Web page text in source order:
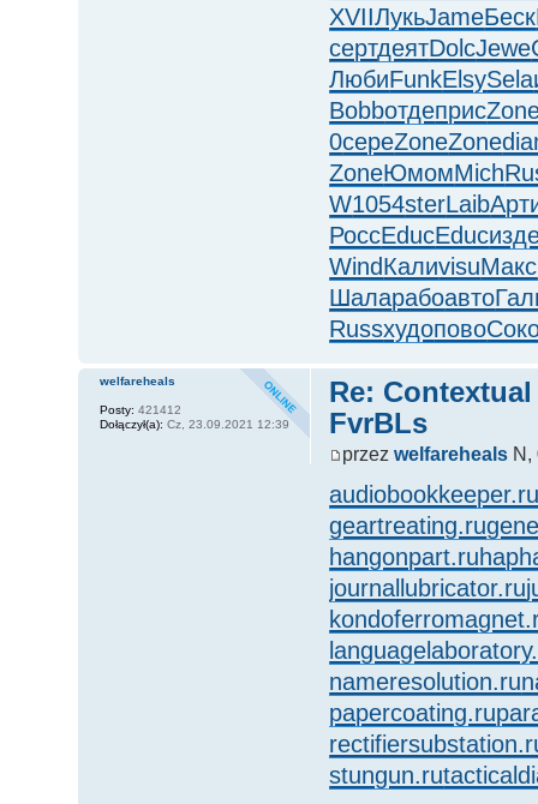
XVIIЛукьJameБеск
сертдеятDolcJewe
ЛюбиFunkElsySela
Bobbотдеприс
0сереZoneZone
ZoneЮмомMich
W1054sterLaib
РоссEducEduc
WindКалиvisuМакс
Шаларабоавто
Russхудопово
Re:
FvrBLs
przezwelfareheals N,
geartreating.ru
hangonpart.ru
journallubricator.ru
nameresolution.ru
papercoating.ru
stungun.ru
welfareheals
Posty: 421412
Dołączył(a): Cz, 23.09.2021 12:39